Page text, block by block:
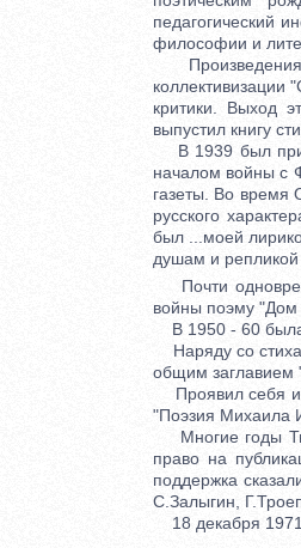
педагогический
философии и
Произведения
коллективизации
критики. Выход
выпустил книгу
В 1939 был
началом войны с
газеты. Во время
русского
был ...моей
душам и репликой
Почти
войны поэму "Дом
В 1950 - 60
Наряду со
общим заглавием
Проявил себя и
"Поэзия Михаила
Многие годы
право на
поддержка
С.Залыгин,
18 декабря 1971